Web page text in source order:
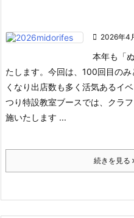
 2026年4
本年も「
たします。今回は、100回目の
くなり出店数も多く活気あるイ
つり特設教室ブースでは、クラ
施いたします ...
続きを見る